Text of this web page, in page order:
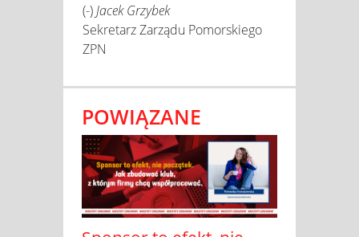
(-)Jacek Grzybek
Sekretarz Zarządu Pomorskiego
ZPN
POWIĄZANE